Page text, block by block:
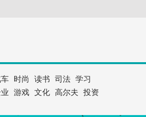
时尚 读书 司法 学习
游戏 文化 高尔夫 投资